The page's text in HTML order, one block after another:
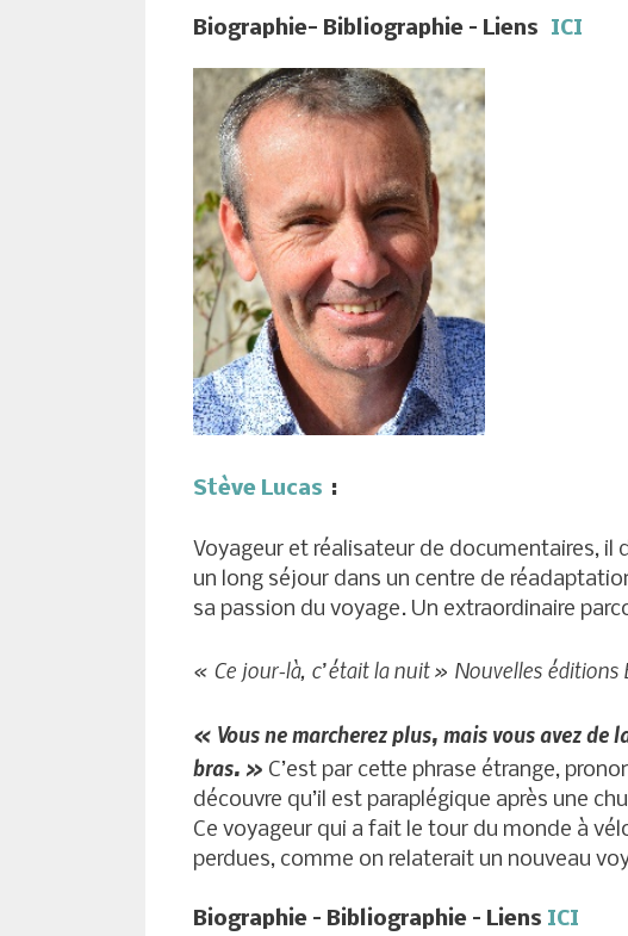
Biographie- Bibliographie – Liens ICI
Stève Lucas :
Voyageur et réalisateur de documentaires,
un long séjour dans un centre de
sa passion du voyage. Un extraordinaire
« Ce jour-là, c’était la nuit » Nouvelles éditions
« Vous ne marcherez plus, mais vous avez de
bras. » C’est par cette phrase étrange,
découvre qu’il est paraplégique après une
Ce voyageur qui a fait le tour du monde à
perdues, comme on relaterait un nouveau
Biographie – Bibliographie – Liens ICI